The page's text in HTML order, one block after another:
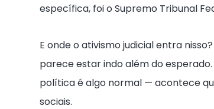
específica, foi o Supremo Tribunal
E onde o ativismo judicial entra
parece estar indo além do
política é algo normal — acontece
sociais.